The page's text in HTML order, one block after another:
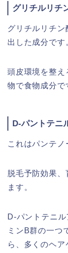
グリチルリチ
グリチルリチン
出した成分です
頭皮環境を整え
物で食物成分で
D-パントテニ
これはパンテノ
脱毛予防効果、
ます。
D-パントテニ
ミンB群の一つ
ら、多くのヘ